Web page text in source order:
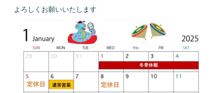
よろしくお願いいたします